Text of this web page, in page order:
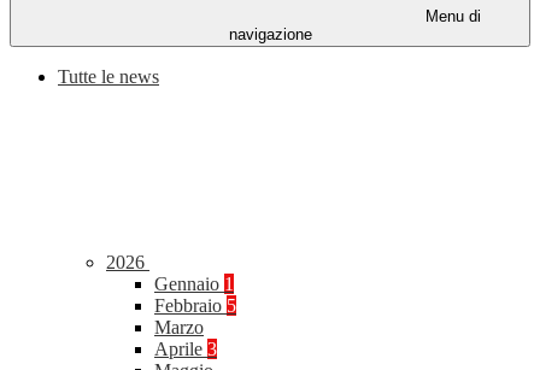
Menu di
navigazione
Tutte le news
2026
Gennaio 1
Febbraio 5
Marzo
Aprile 3